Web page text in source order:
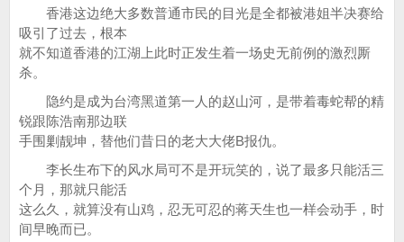
香港这边绝大多数普通市民的目光是全都被港姐半决赛给
吸引了过去，根本
就不知道香港的江湖上此时正发生着一场史无前例的激烈厮
杀。
隐约是成为台湾黑道第一人的赵山河，是带着毒蛇帮的精
锐跟陈浩南那边联
手围剿靓坤，替他们昔日的老大大佬B报仇。
李长生布下的风水局可不是开玩笑的，说了最多只能活三
个月，那就只能活
这么久，就算没有山鸡，忍无可忍的蒋天生也一样会动手，时
间早晚而已。